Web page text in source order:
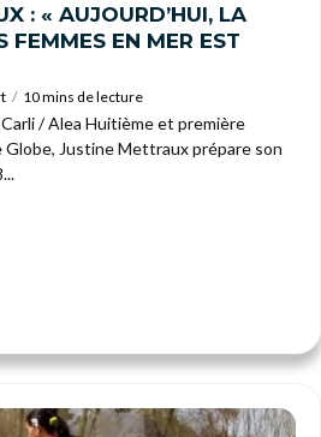
: « AUJOURD’HUI, LA
FEMMES EN MER EST
10 mins de lecture
/ Alea Huitième et première
Justine Mettraux prépare son